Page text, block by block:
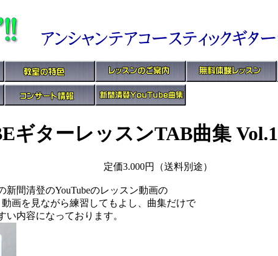
ギターレッスンTAB曲集 Vol.1
です。 定価3.000円（送料別途）
新間清登のYouTubeのレッスン動画の
画を見ながら練習してもよし、曲集だけで
内容になっております。